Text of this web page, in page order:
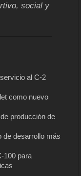
social y
al C-2
como nuevo
producción de
de desarrollo más
100 para